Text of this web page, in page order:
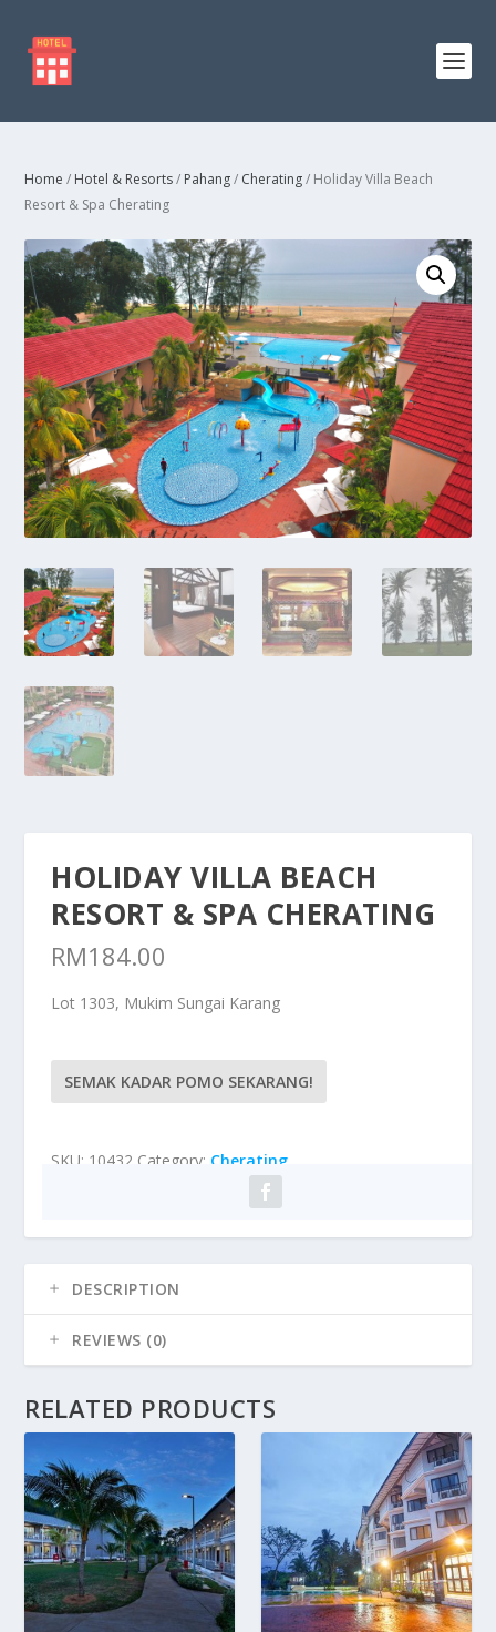
Home / Hotel & Resorts/ Pahang/ Cherating/ Holiday Villa Beach
Resort & Spa Cherating
HOLIDAY VILLA BEACH
RESORT & SPA CHERATING
RM184.00
Lot 1303, Mukim Sungai Karang
SEMAK KADAR POMO SEKARANG!
SKU: 10432 Category: Cherating
DESCRIPTION
REVIEWS (0)
RELATED PRODUCTS